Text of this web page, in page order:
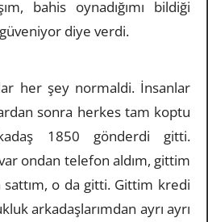
bahis oynadığımı bildiği
diye verdi.
her şey normaldi. İnsanlar
sonra herkes tam koptu
1850 gönderdi gitti.
ondan telefon aldım, gittim
o da gitti. Gittim kredi
arkadaşlarımdan ayrı ayrı